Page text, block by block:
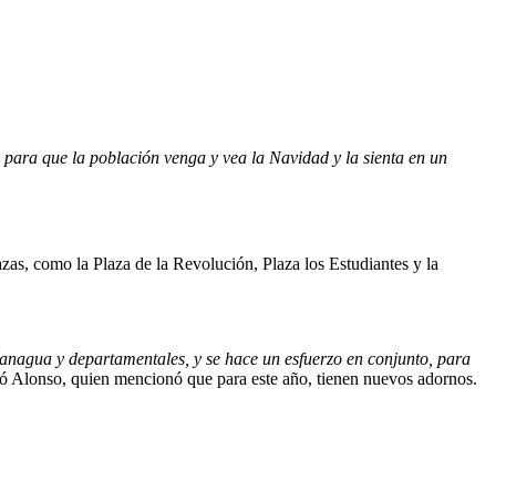
que la población venga y vea la Navidad y la sienta en un
como la Plaza de la Revolución, Plaza los Estudiantes y la
y departamentales, y se hace un esfuerzo en conjunto, para
Alonso, quien mencionó que para este año, tienen nuevos adornos.